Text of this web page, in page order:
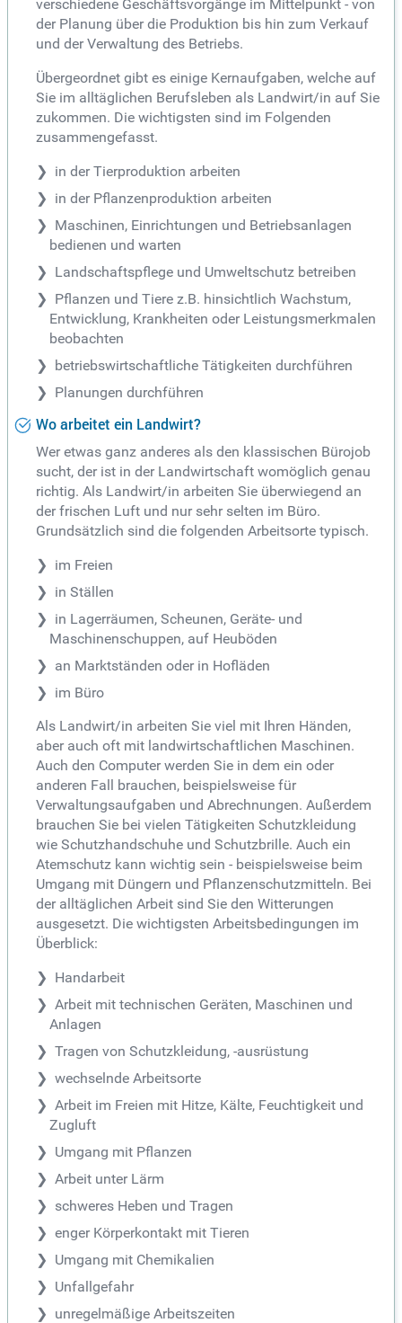
verschiedene Geschäftsvorgänge im Mittelpunkt - von
der Planung über die Produktion bis hin zum Verkauf
und der Verwaltung des Betriebs.
Übergeordnet gibt es einige Kernaufgaben, welche auf
Sie im alltäglichen Berufsleben als Landwirt/in auf Sie
zukommen. Die wichtigsten sind im Folgenden
zusammengefasst.
in der Tierproduktion arbeiten
in der Pflanzenproduktion arbeiten
Maschinen, Einrichtungen und Betriebsanlagen
bedienen und warten
Landschaftspflege und Umweltschutz betreiben
Pflanzen und Tiere z.B. hinsichtlich Wachstum,
Entwicklung, Krankheiten oder Leistungsmerkmalen
beobachten
betriebswirtschaftliche Tätigkeiten durchführen
Planungen durchführen
Wo arbeitet ein Landwirt?
Wer etwas ganz anderes als den klassischen Bürojob
sucht, der ist in der Landwirtschaft womöglich genau
richtig. Als Landwirt/in arbeiten Sie überwiegend an
der frischen Luft und nur sehr selten im Büro.
Grundsätzlich sind die folgenden Arbeitsorte typisch.
im Freien
in Ställen
in Lagerräumen, Scheunen, Geräte- und
Maschinenschuppen, auf Heuböden
an Marktständen oder in Hofläden
im Büro
Als Landwirt/in arbeiten Sie viel mit Ihren Händen,
aber auch oft mit landwirtschaftlichen Maschinen.
Auch den Computer werden Sie in dem ein oder
anderen Fall brauchen, beispielsweise für
Verwaltungsaufgaben und Abrechnungen. Außerdem
brauchen Sie bei vielen Tätigkeiten Schutzkleidung
wie Schutzhandschuhe und Schutzbrille. Auch ein
Atemschutz kann wichtig sein - beispielsweise beim
Umgang mit Düngern und Pflanzenschutzmitteln. Bei
der alltäglichen Arbeit sind Sie den Witterungen
ausgesetzt. Die wichtigsten Arbeitsbedingungen im
Überblick:
Handarbeit
Arbeit mit technischen Geräten, Maschinen und
Anlagen
Tragen von Schutzkleidung, -ausrüstung
wechselnde Arbeitsorte
Arbeit im Freien mit Hitze, Kälte, Feuchtigkeit und
Zugluft
Umgang mit Pflanzen
Arbeit unter Lärm
schweres Heben und Tragen
enger Körperkontakt mit Tieren
Umgang mit Chemikalien
Unfallgefahr
unregelmäßige Arbeitszeiten